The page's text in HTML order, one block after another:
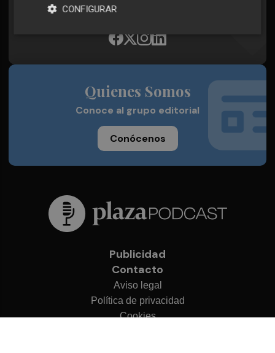
Plaza Podcast, desde cualquier medio
Quienes Somos
Conoce al grupo editorial
Conócenos
Publicidad
Contacto
Aviso legal
Política de privacidad
Cookies
CONFIGURAR